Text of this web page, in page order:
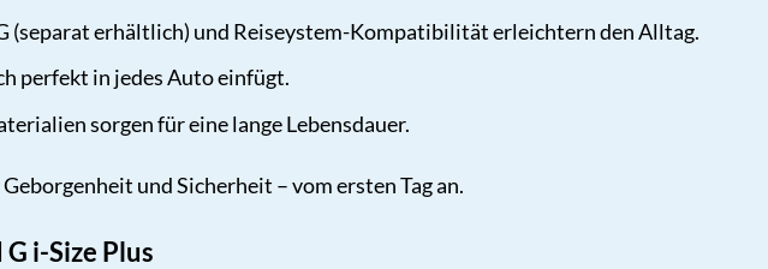
(separat erhältlich) und Reiseystem-Kompatibilität erleichtern den Alltag.
perfekt in jedes Auto einfügt.
sorgen für eine lange Lebensdauer.
und Sicherheit – vom ersten Tag an.
i-Size Plus